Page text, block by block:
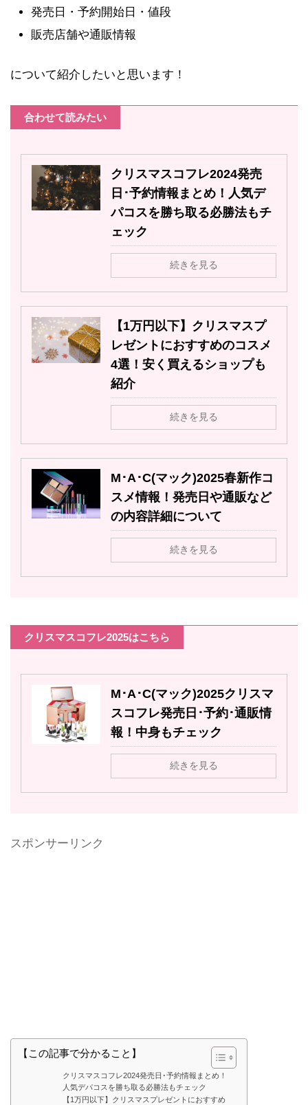
発売日・予約開始日・値段
販売店舗や通販情報
について紹介したいと思います！
合わせて読みたい
クリスマスコフレ2024発売
日･予約情報まとめ！人気デ
パコスを勝ち取る必勝法もチ
ェック
続きを見る
【1万円以下】クリスマスプ
レゼントにおすすめのコスメ
4選！安く買えるショップも
紹介
続きを見る
M･A･C(マック)2025春新作コ
スメ情報！発売日や通販など
の内容詳細について
続きを見る
クリスマスコフレ2025はこちら
M･A･C(マック)2025クリスマ
スコフレ発売日･予約･通販情
報！中身もチェック
続きを見る
スポンサーリンク
【この記事で分かること】
クリスマスコフレ2024発売日･予約情報まとめ！
人気デパコスを勝ち取る必勝法もチェック
【1万円以下】クリスマスプレゼントにおすすめ